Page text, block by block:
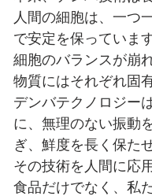
人間の細胞は、一つ
で安定を保っていま
細胞のバランスが崩
物質にはそれぞれ固
デンバテクノロジー
に、無理のない振動
ぎ、鮮度を長く保た
その技術を人間に応
食品だけでなく、私